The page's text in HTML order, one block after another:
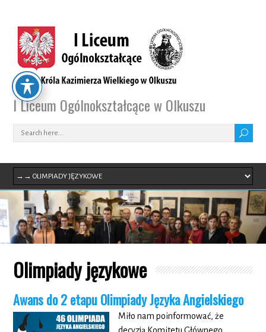
I Liceum Ogólnokształcące w Olkuszu
Olimpiady językowe
Awans do 2 etapu Olimpiady Języka Angielskiego
Miło nam poinformować, że
decyzją Komitetu Głównego